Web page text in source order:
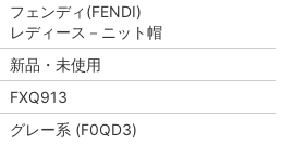
フェンディ(FENDI)
レディース－ニット帽
新品・未使用
FXQ913
グレー系 (F0QD3)